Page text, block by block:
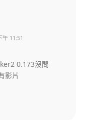
午 11:51
0.173沒問
影片